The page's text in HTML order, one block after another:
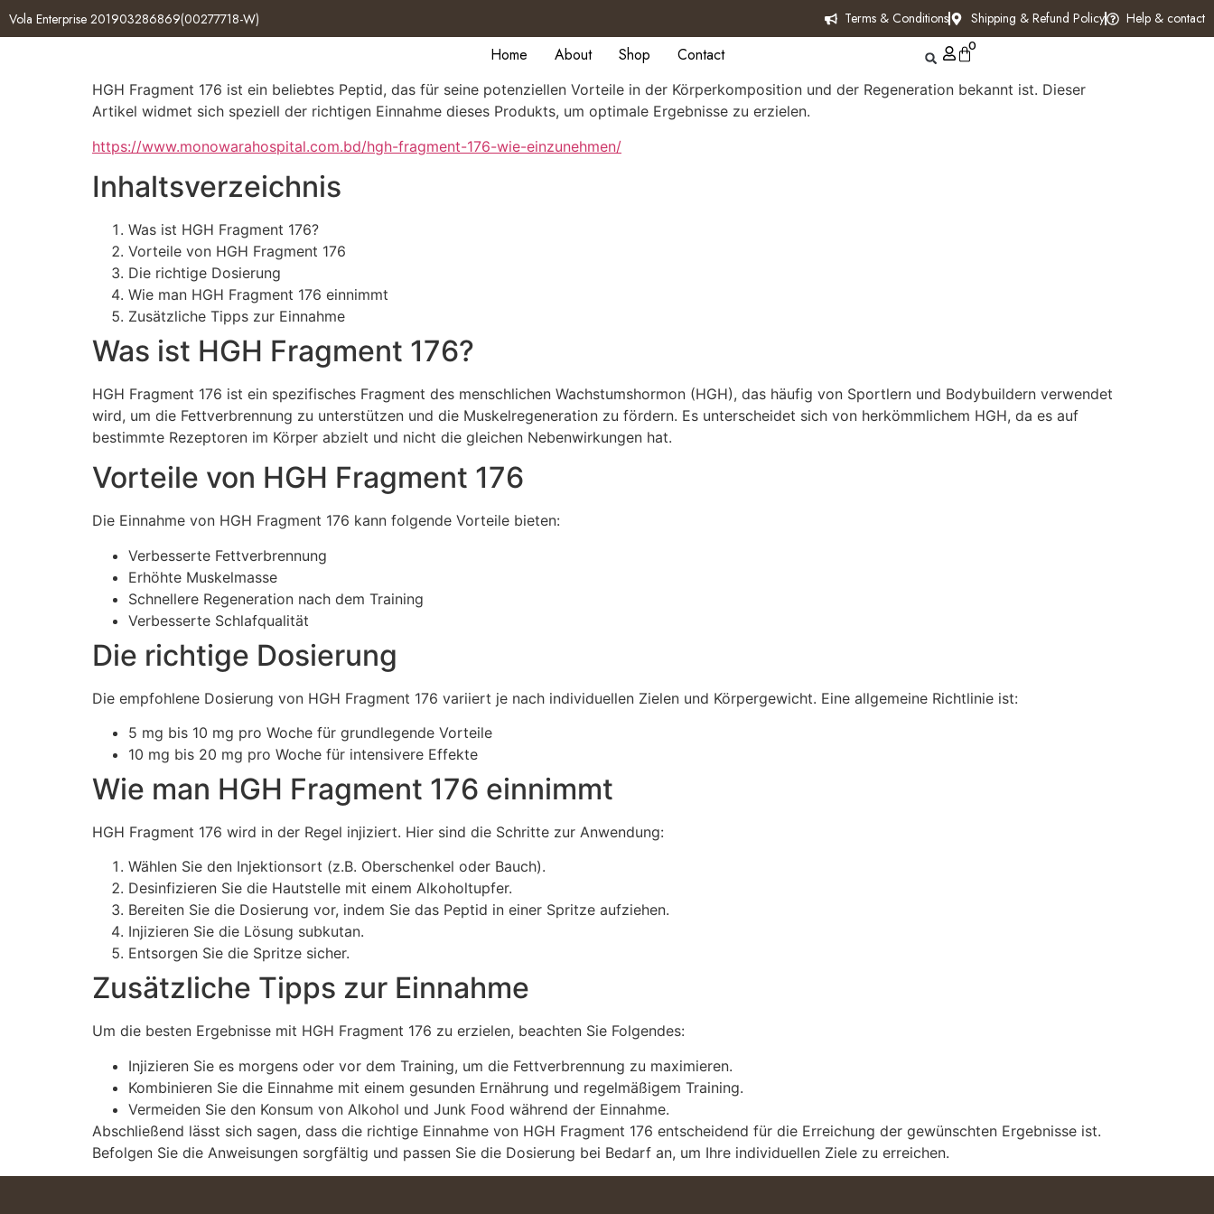
Vola Enterprise 201903286869(00277718-W) Terms & Conditions Shipping & Refund Policy Help & contact
Home About Shop Contact 0
HGH Fragment 176 ist ein beliebtes Peptid, das für seine potenziellen Vorteile in der Körperkomposition und der Regeneration bekannt ist. Dieser
Artikel widmet sich speziell der richtigen Einnahme dieses Produkts, um optimale Ergebnisse zu erzielen.
https://www.monowarahospital.com.bd/hgh-fragment-176-wie-einzunehmen/
Inhaltsverzeichnis
Was ist HGH Fragment 176?
Vorteile von HGH Fragment 176
Die richtige Dosierung
Wie man HGH Fragment 176 einnimmt
Zusätzliche Tipps zur Einnahme
Was ist HGH Fragment 176?
HGH Fragment 176 ist ein spezifisches Fragment des menschlichen Wachstumshormon (HGH), das häufig von Sportlern und Bodybuildern verwendet
wird, um die Fettverbrennung zu unterstützen und die Muskelregeneration zu fördern. Es unterscheidet sich von herkömmlichem HGH, da es auf
bestimmte Rezeptoren im Körper abzielt und nicht die gleichen Nebenwirkungen hat.
Vorteile von HGH Fragment 176
Die Einnahme von HGH Fragment 176 kann folgende Vorteile bieten:
Verbesserte Fettverbrennung
Erhöhte Muskelmasse
Schnellere Regeneration nach dem Training
Verbesserte Schlafqualität
Die richtige Dosierung
Die empfohlene Dosierung von HGH Fragment 176 variiert je nach individuellen Zielen und Körpergewicht. Eine allgemeine Richtlinie ist:
5 mg bis 10 mg pro Woche für grundlegende Vorteile
10 mg bis 20 mg pro Woche für intensivere Effekte
Wie man HGH Fragment 176 einnimmt
HGH Fragment 176 wird in der Regel injiziert. Hier sind die Schritte zur Anwendung:
Wählen Sie den Injektionsort (z.B. Oberschenkel oder Bauch).
Desinfizieren Sie die Hautstelle mit einem Alkoholtupfer.
Bereiten Sie die Dosierung vor, indem Sie das Peptid in einer Spritze aufziehen.
Injizieren Sie die Lösung subkutan.
Entsorgen Sie die Spritze sicher.
Zusätzliche Tipps zur Einnahme
Um die besten Ergebnisse mit HGH Fragment 176 zu erzielen, beachten Sie Folgendes:
Injizieren Sie es morgens oder vor dem Training, um die Fettverbrennung zu maximieren.
Kombinieren Sie die Einnahme mit einem gesunden Ernährung und regelmäßigem Training.
Vermeiden Sie den Konsum von Alkohol und Junk Food während der Einnahme.
Abschließend lässt sich sagen, dass die richtige Einnahme von HGH Fragment 176 entscheidend für die Erreichung der gewünschten Ergebnisse ist.
Befolgen Sie die Anweisungen sorgfältig und passen Sie die Dosierung bei Bedarf an, um Ihre individuellen Ziele zu erreichen.